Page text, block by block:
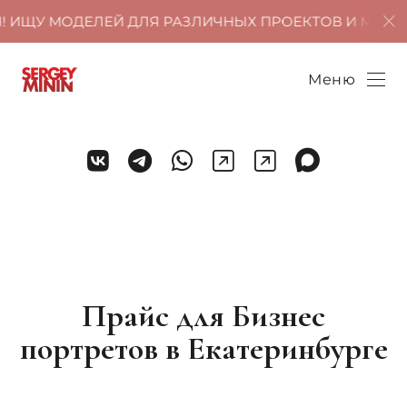
ИЩУ МОДЕЛЕЙ ДЛЯ РАЗЛИЧНЫХ ПРОЕКТОВ И
Меню
Прайс для Бизнес
портретов в Екатеринбурге